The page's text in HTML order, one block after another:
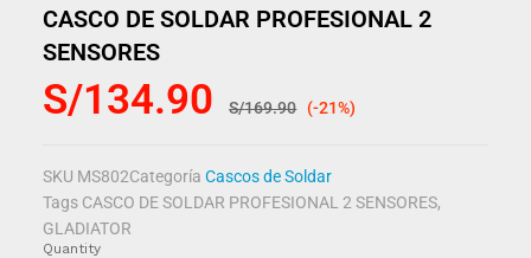
CASCO DE SOLDAR PROFESIONAL 2
SENSORES
S/134.90 S/169.90 (-21%)
SKU MS802Categoría Cascos de Soldar
Tags CASCO DE SOLDAR PROFESIONAL 2 SENSORES,
GLADIATOR
Quantity